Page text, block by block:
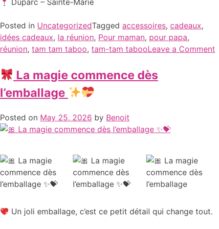
Duparc – Sainte-Marie
Posted in UncategorizedTagged accessoires, cadeaux,
idées cadeaux, la réunion, Pour maman, pour papa,
réunion, tam tam taboo, tam-tam tabooLeave a Comment
La magie commence dès
l’emballage
Posted on May 25, 2026 by Benoit
Un joli emballage, c’est ce petit détail qui change tout.